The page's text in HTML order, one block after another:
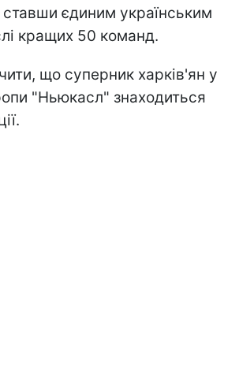
ставши єдиним українським
кращих 50 команд.
що суперник харків'ян у
"Ньюкасл" знаходиться